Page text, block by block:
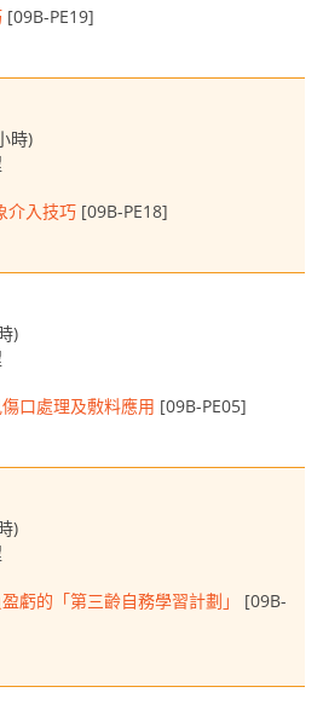
[09B-PE19]
時)
介入技巧 [09B-PE18]
)
口處理及敷料應用 [09B-PE05]
)
虧的「第三齡自務學習計劃」
[09B-